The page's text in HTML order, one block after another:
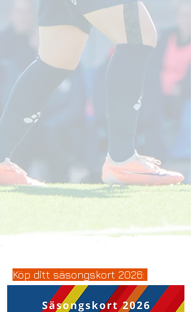
Köp ditt säsongskort 2026: